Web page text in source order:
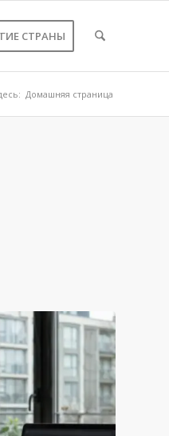
СТРАНЫ
Домашняя страница